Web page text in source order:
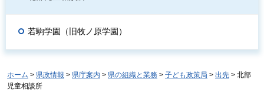
若駒学園（旧牧ノ原学園）
ホーム > 県政情報 > 県庁案内 > 県の組織と業務 > 子ども政策局 > 出先 > 北部
児童相談所